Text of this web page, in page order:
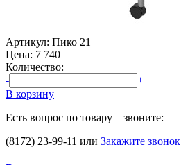
Артикул: Пико 21
Цена: 7 740
Количество:
-
+
В корзину
Есть вопрос по товару – звоните:
(8172) 23-99-11 или Закажите звонок